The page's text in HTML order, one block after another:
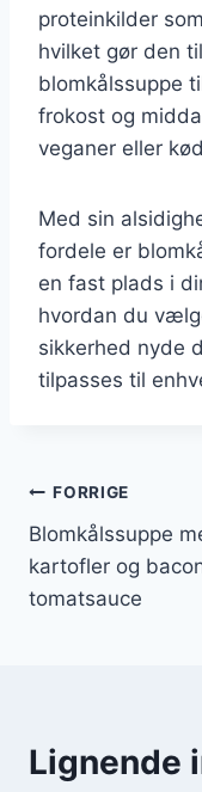
proteinkilder
hvilket gør den
blomkålssuppe
frokost og
veganer eller
Med sin
fordele er
en fast plads i
hvordan du
sikkerhed nyde
tilpasses til
FORRIGE
Blomkålssuppe
kartofler og
tomatsauce
Lignende